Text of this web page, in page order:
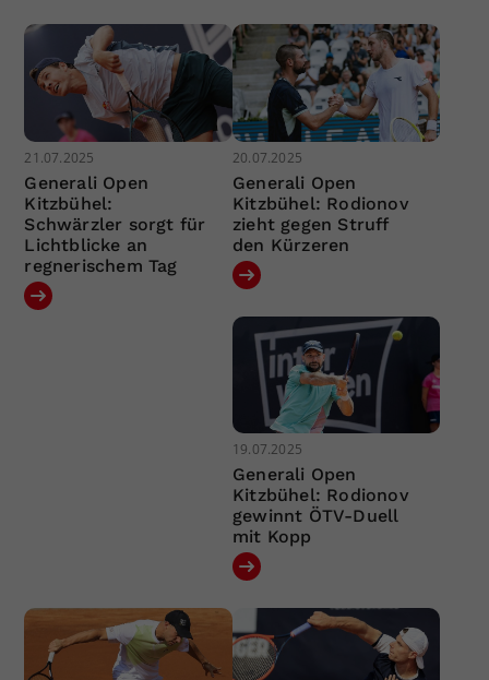
21.07.2025
Generali Open
Kitzbühel:
Schwärzler sorgt für
Lichtblicke an
regnerischem Tag
20.07.2025
Generali Open
Kitzbühel: Rodionov
zieht gegen Struff
den Kürzeren
19.07.2025
Generali Open
Kitzbühel: Rodionov
gewinnt ÖTV-Duell
mit Kopp